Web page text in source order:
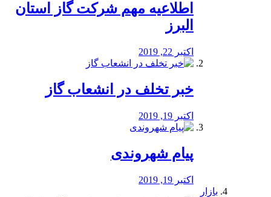
️اطلاعیه مهم شرکت گاز استان
البرز
اکتبر 22, 2019
خبر تخلف در انشعاب گاز
اکتبر 19, 2019
پیام شهروندی
اکتبر 19, 2019
بازار